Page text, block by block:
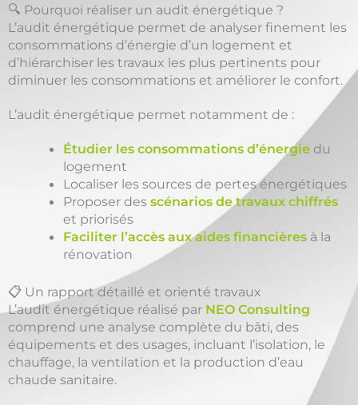
🔍 Pourquoi réaliser un audit énergétique ?
L’audit énergétique permet de analyser finement les
consommations d’énergie d’un logement et
d’hiérarchiser les travaux les plus pertinents pour
diminuer les consommations et améliorer le confort.
L’audit énergétique permet notamment de :
Étudier les consommations d’énergie du
logement
Localiser les sources de pertes énergétiques
Proposer desscénarios de travaux chiffrés
et priorisés
Faciliter l’accès aux aides financières à la
rénovation
📋 Un rapport détaillé et orienté travaux
L’audit énergétique réalisé par NEO Consulting
comprend une analyse complète du bâti, des
équipements et des usages, incluant l’isolation, le
chauffage, la ventilation et la production d’eau
chaude sanitaire.